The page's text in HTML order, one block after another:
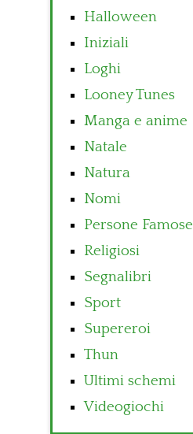
Halloween
Iniziali
Loghi
Looney Tunes
Manga e anime
Natale
Natura
Nomi
Persone Famose
Religiosi
Segnalibri
Sport
Supereroi
Thun
Ultimi schemi
Videogiochi